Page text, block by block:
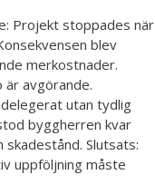
Projekt stoppades när
blev
merkostnader.
är avgörande.
utan tydlig
byggherren kvar
Slutsats:
uppföljning måste